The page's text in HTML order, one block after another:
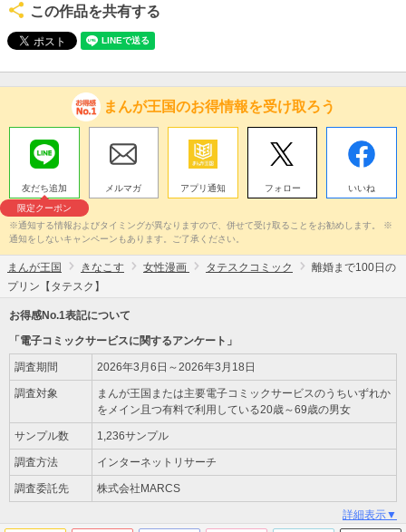
この作品を共有する
まんが王国のお得情報を受け取ろう
友だち追加
限定クーポン
メルマガ アプリ通知 フォロー いいね
※通知する情報およびタイミングが異なりますので、併せて受け取ることをお勧めします。 ※
通知をしないキャンペーンもあります。ご了承ください。
まんが王国 きなこす 女性漫画 タテスクコミック
離婚まで100日の
プリン【タテスク】
お得感No.1表記について
「電子コミックサービスに関するアンケート」
調査期間 2026年3月6日～2026年3月18日
調査対象
まんが王国または主要電子コミックサービスのうちいずれか
をメイン且つ有料で利用している20歳～69歳の男女
サンプル数 1,236サンプル
調査方法 インターネットリサーチ
調査委託先 株式会社MARCS
詳細表示▼